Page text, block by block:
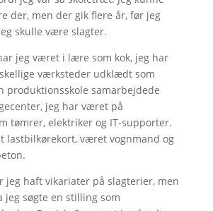
der, men der gik flere år, før jeg
skulle være slagter.
jeg været i lære som kok, jeg har
værksteder udklædt som
produktionsskole samarbejdede
jeg har været på
tømrer, elektriker og IT-supporter.
lastbilkørekort, været vognmand og
jeg haft vikariater på slagterier, men
jeg søgte en stilling som